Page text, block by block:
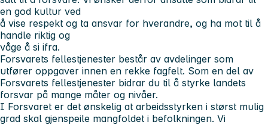
en god kultur ved
å vise respekt og ta ansvar for hverandre, og ha mot til å
handle riktig og
våge å si ifra.
Forsvarets fellestjenester består av avdelinger som
utfører oppgaver innen en rekke fagfelt. Som en del av
Forsvarets fellestjenester bidrar du til å styrke landets
forsvar på mange måter og nivåer.
I Forsvaret er det ønskelig at arbeidsstyrken i størst mulig
grad skal gjenspeile mangfoldet i befolkningen. Vi